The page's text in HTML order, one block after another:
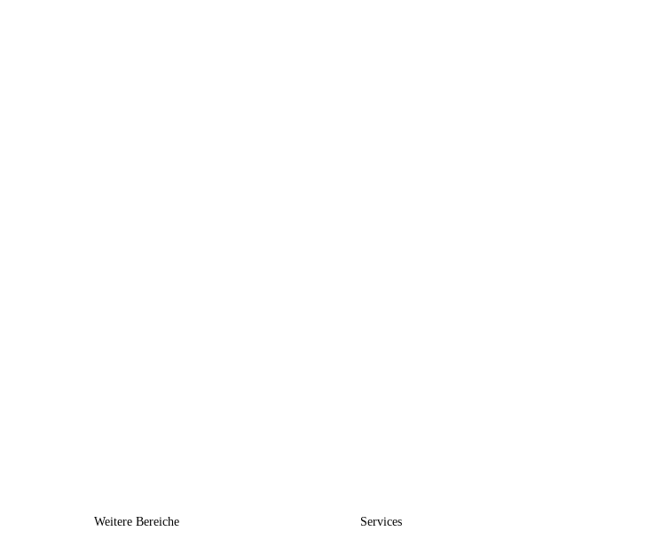
Weitere Bereiche Services